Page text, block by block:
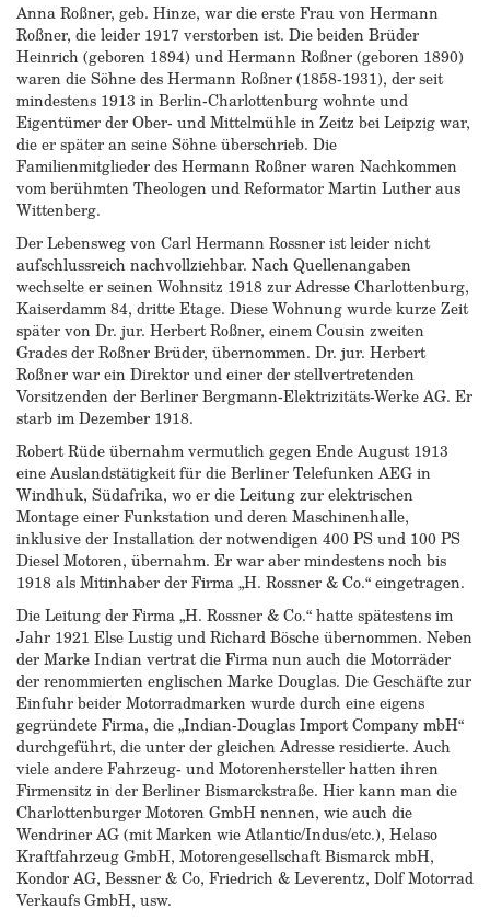
Anna Roßner, geb. Hinze, war die erste Frau von Hermann
Roßner, die leider 1917 verstorben ist. Die beiden Brüder
Heinrich (geboren 1894) und Hermann Roßner (geboren 1890)
waren die Söhne des Hermann Roßner (1858-1931), der seit
mindestens 1913 in Berlin-Charlottenburg wohnte und
Eigentümer der Ober- und Mittelmühle in Zeitz bei Leipzig war,
die er später an seine Söhne überschrieb. Die
Familienmitglieder des Hermann Roßner waren Nachkommen
vom berühmten Theologen und Reformator Martin Luther aus
Wittenberg.
Der Lebensweg von Carl Hermann Rossner ist leider nicht
aufschlussreich nachvollziehbar. Nach Quellenangaben
wechselte er seinen Wohnsitz 1918 zur Adresse Charlottenburg,
Kaiserdamm 84, dritte Etage. Diese Wohnung wurde kurze Zeit
später von Dr. jur. Herbert Roßner, einem Cousin zweiten
Grades der Roßner Brüder, übernommen. Dr. jur. Herbert
Roßner war ein Direktor und einer der stellvertretenden
Vorsitzenden der Berliner Bergmann-Elektrizitäts-Werke AG. Er
starb im Dezember 1918.
Robert Rüde übernahm vermutlich gegen Ende August 1913
eine Auslandstätigkeit für die Berliner Telefunken AEG in
Windhuk, Südafrika, wo er die Leitung zur elektrischen
Montage einer Funkstation und deren Maschinenhalle,
inklusive der Installation der notwendigen 400 PS und 100 PS
Diesel Motoren, übernahm. Er war aber mindestens noch bis
1918 als Mitinhaber der Firma „H. Rossner & Co.“ eingetragen.
Die Leitung der Firma „H. Rossner & Co.“ hatte spätestens im
Jahr 1921 Else Lustig und Richard Bösche übernommen. Neben
der Marke Indian vertrat die Firma nun auch die Motorräder
der renommierten englischen Marke Douglas. Die Geschäfte zur
Einfuhr beider Motorradmarken wurde durch eine eigens
gegründete Firma, die „Indian-Douglas Import Company mbH“
durchgeführt, die unter der gleichen Adresse residierte. Auch
viele andere Fahrzeug- und Motorenhersteller hatten ihren
Firmensitz in der Berliner Bismarckstraße. Hier kann man die
Charlottenburger Motoren GmbH nennen, wie auch die
Wendriner AG (mit Marken wie Atlantic/Indus/etc.), Helaso
Kraftfahrzeug GmbH, Motorengesellschaft Bismarck mbH,
Kondor AG, Bessner & Co, Friedrich & Leverentz, Dolf Motorrad
Verkaufs GmbH, usw.